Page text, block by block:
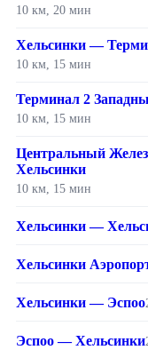
10 км, 20 мин
Хельсинки —
10 км, 15 мин
Терминал 2
10 км, 15 мин
Центральный
Хельсинки
10 км, 15 мин
Хельсинки —
Хельсинки
Хельсинки — Эспоо
Эспоо — Хельсинки